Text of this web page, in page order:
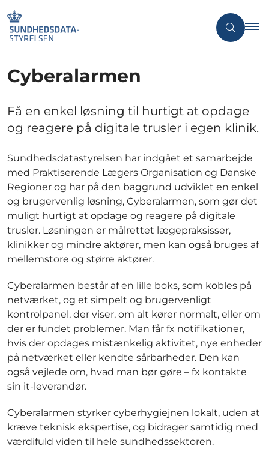
Cyberalarmen
Få en enkel løsning til hurtigt at opdage
og reagere på digitale trusler i egen klinik.
Sundhedsdatastyrelsen har indgået et samarbejde
med Praktiserende Lægers Organisation og Danske
Regioner og har på den baggrund udviklet en enkel
og brugervenlig løsning, Cyberalarmen, som gør det
muligt hurtigt at opdage og reagere på digitale
trusler. Løsningen er målrettet lægepraksisser,
klinikker og mindre aktører, men kan også bruges af
mellemstore og større aktører.
Cyberalarmen består af en lille boks, som kobles på
netværket, og et simpelt og brugervenligt
kontrolpanel, der viser, om alt kører normalt, eller om
der er fundet problemer. Man får fx notifikationer,
hvis der opdages mistænkelig aktivitet, nye enheder
på netværket eller kendte sårbarheder. Den kan
også vejlede om, hvad man bør gøre – fx kontakte
sin it-leverandør.
Cyberalarmen styrker cyberhygiejnen lokalt, uden at
kræve teknisk ekspertise, og bidrager samtidig med
værdifuld viden til hele sundhedssektoren.